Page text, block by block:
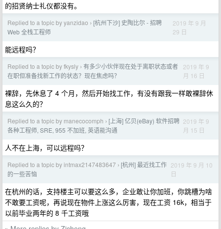
的招贤纳士礼仪都没有。
Replied to a topic by yanzidao › [杭州下沙] 史陶比尔 - 招聘
Web 全栈工程师
2019 年 9 月
29 日
能远程吗？
Replied to a topic by fkysly › 有多少小伙伴现在处于离职状态或者
在职但准备找新工作的状态？现在焦虑吗？
2019 年 9
月 16 日
裸辞，先休息了 4 个月，然后开始找工作，有没有跟我一样敢裸辞休
息这么久的？
Replied to a topic by manecocomph › [上海] 亿贝(eBay) 软件招聘
各种工程师, SRE, 955 不加班, 英语能沟通
2019 年 9
月 15 日
人不在上海，可以远程吗？
Replied to a topic by intmax2147483647 › [杭州] 最近找工作
的一些苦恼
2019 年 9 月 10
日
在杭州的话，支持楼主可以要这么多，企业敢让你加班，你跳槽为啥
不敢要工资呢，再说现在物件上涨这么厉害，现在工资 16k，相当于
以前毕业两年的 8 千工资哦